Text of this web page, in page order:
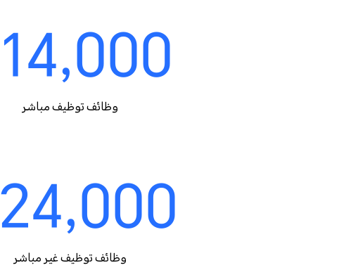
14,000+
وظائف توظيف مباشر
24,000+
وظائف توظيف غير مباشر